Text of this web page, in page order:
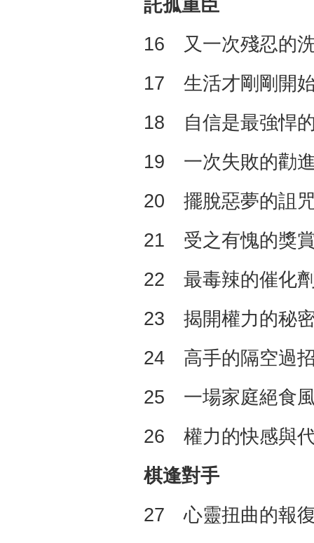
託孤重臣
16 又一次殘忍的
17 生活才剛剛開
18 自信是最強悍
19 一次失敗的勸
20 擺脫惡夢的詛
21 受之有愧的獎
22 最毒辣的催化
23 揭開權力的秘
24 高手的隔空過
25 一場家庭絕食
26 權力的快感與
棋逢對手
27 心靈扭曲的報